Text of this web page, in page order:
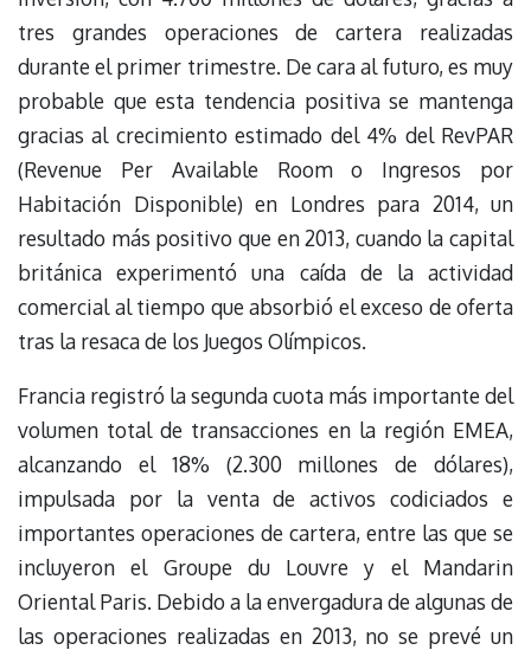
tres grandes operaciones de cartera realizadas
durante el primer trimestre. De cara al futuro, es muy
probable que esta tendencia positiva se mantenga
gracias al crecimiento estimado del 4% del RevPAR
(Revenue Per Available Room o Ingresos por
Habitación Disponible) en Londres para 2014, un
resultado más positivo que en 2013, cuando la capital
británica experimentó una caída de la actividad
comercial al tiempo que absorbió el exceso de oferta
tras la resaca de los Juegos Olímpicos.
Francia registró la segunda cuota más importante del
volumen total de transacciones en la región EMEA,
alcanzando el 18% (2.300 millones de dólares),
impulsada por la venta de activos codiciados e
importantes operaciones de cartera, entre las que se
incluyeron el Groupe du Louvre y el Mandarin
Oriental Paris. Debido a la envergadura de algunas de
las operaciones realizadas en 2013, no se prevé un